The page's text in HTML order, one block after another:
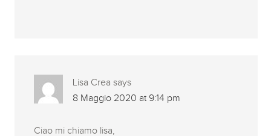
Lisa Crea says
8 Maggio 2020 at 9:14 pm
Ciao mi chiamo lisa,